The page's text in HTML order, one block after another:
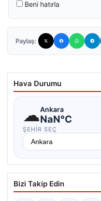
Beni hatırla
Paylaş:
Hava Durumu
☁Ankara
NaN°C
ŞEHIR SEÇ
Bizi Takip Edin